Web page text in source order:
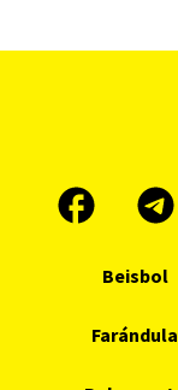
Beisbol
Farándula